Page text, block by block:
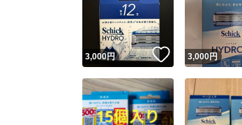
3,000円 いいね！
3,000円